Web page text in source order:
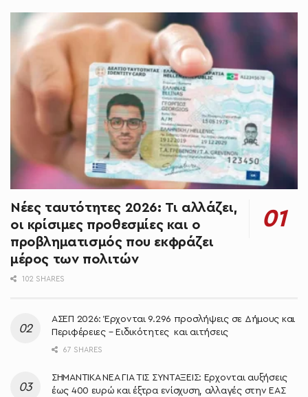
Νέες ταυτότητες 2026: Τι αλλάζει,
οι κρίσιμες προθεσμίες και ο
προβληματισμός που εκφράζει
μέρος των πολιτών
102 SHARES
ΑΣΕΠ 2026: Έρχονται 9.296 προσλήψεις σε Δήμους και
Περιφέρειες – Ειδικότητες και αιτήσεις
67 SHARES
ΣΗΜΑΝΤΙΚΑ ΝΕΑ ΓΙΑ ΤΙΣ ΣΥΝΤΑΞΕΙΣ: Έρχονται αυξήσεις
έως 400 ευρώ και έξτρα ενίσχυση, αλλαγές στην ΕΑΣ